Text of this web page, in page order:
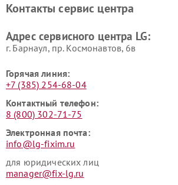
Ремонт морозильных камер
Ремонт
Контакты сервис центра
Адрес сервисного центра LG:
г. Барнаул, ​пр. Космонавтов, 6в
Горячая линия:
+7 (385) 254-68-04
Контактный телефон:
8 (800) 302-71-75
Электронная почта:
info@lg-fixim.ru
для юридических лиц
manager@fix-lg.ru